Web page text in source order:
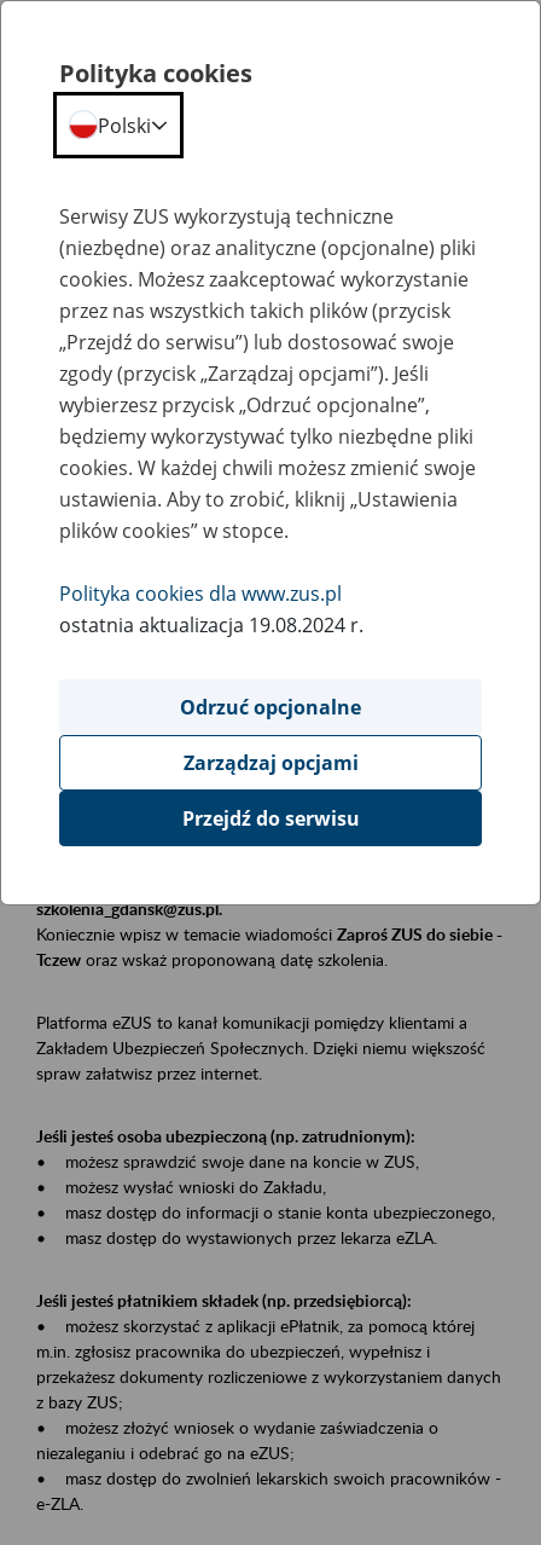
Szkolenia
Zaproś ZUS do siebie: eZUS, wizyty
rezerwowane, e-wizyty, Aktywni 50+
Rodzaj wydarzenia
Szkolenia
Obszar merytoryczny
Płatnicy, ubezpieczeni, świadczeniobiorcy
Opis wydarzenia
Szkolenie stacjonarne w siedzibie firmy, instytucji, urzędu.
szkolenia_gdansk@zus.pl.
Koniecznie wpisz w temacie wiadomości Zaproś ZUS do siebie -
Tczew oraz wskaż proponowaną datę szkolenia.
Platforma eZUS to kanał komunikacji pomiędzy klientami a
Zakładem Ubezpieczeń Społecznych. Dzięki niemu większość
spraw załatwisz przez internet.
Jeśli jesteś osoba ubezpieczoną (np. zatrudnionym):
• możesz sprawdzić swoje dane na koncie w ZUS,
• możesz wysłać wnioski do Zakładu,
• masz dostęp do informacji o stanie konta ubezpieczonego,
• masz dostęp do wystawionych przez lekarza eZLA.
Jeśli jesteś płatnikiem składek (np. przedsiębiorcą):
• możesz skorzystać z aplikacji ePłatnik, za pomocą której
m.in. zgłosisz pracownika do ubezpieczeń, wypełnisz i
przekażesz dokumenty rozliczeniowe z wykorzystaniem danych
z bazy ZUS;
• możesz złożyć wniosek o wydanie zaświadczenia o
niezaleganiu i odebrać go na eZUS;
• masz dostęp do zwolnień lekarskich swoich pracowników -
e-ZLA.
Polityka cookies
Polski
Serwisy ZUS wykorzystują techniczne
(niezbędne) oraz analityczne (opcjonalne) pliki
cookies. Możesz zaakceptować wykorzystanie
przez nas wszystkich takich plików (przycisk
„Przejdź do serwisu”) lub dostosować swoje
zgody (przycisk „Zarządzaj opcjami”). Jeśli
wybierzesz przycisk „Odrzuć opcjonalne”,
będziemy wykorzystywać tylko niezbędne pliki
cookies. W każdej chwili możesz zmienić swoje
ustawienia. Aby to zrobić, kliknij „Ustawienia
plików cookies” w stopce.
Polityka cookies dla www.zus.pl
ostatnia aktualizacja 19.08.2024 r.
Odrzuć opcjonalne
Zarządzaj opcjami
Przejdź do serwisu